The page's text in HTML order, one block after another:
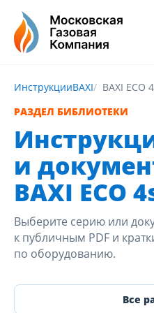
ИнструкцииBAXI
BAXI ECO
РАЗДЕЛ БИБЛИОТЕКИ
и
BAXI ECO
Выберите серию или
к публичным PDF и
по оборудованию.
Все